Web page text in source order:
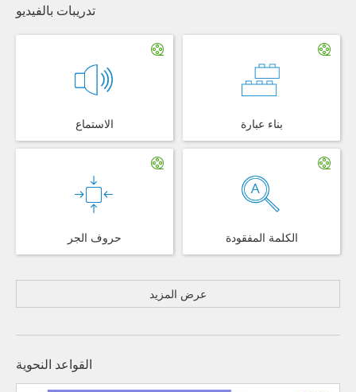
تدريبات بالفيديو
الاستماع بناء عبارة
حروف الجر الكلمة المفقودة
عرض المزيد
القواعد النحوية